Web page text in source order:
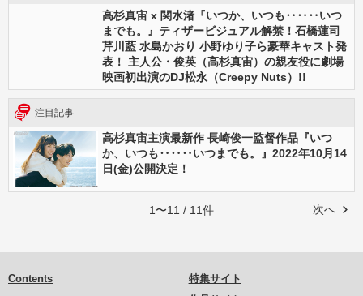
高杉真宙 x 関水渚『いつか、いつも‥‥‥いつ
までも。』ティザービジュアル解禁！石橋蓮司
芹川藍 水島かおり 小野ゆり子ら豪華キャスト発
表！ 主人公・俊英（高杉真宙）の親友役に劇場
映画初出演のDJ松永（Creepy Nuts）!!
注目記事
高杉真宙主演最新作 長崎俊一監督作品『いつ
か、いつも‥‥‥いつまでも。』2022年10月14
日(金)公開決定！
次へ
1〜11 / 11件
Contents
特集サイト